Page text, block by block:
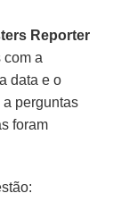
Reporter
com a
data e o
a perguntas
foram